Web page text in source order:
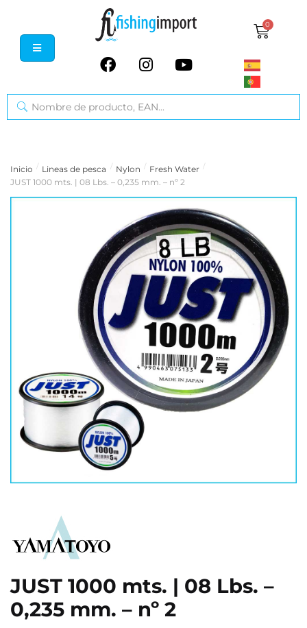
0
Inicio / Lineas de pesca / Nylon / Fresh Water /
JUST 1000 mts. | 08 Lbs. – 0,235 mm. – nº 2
JUST 1000 mts. | 08 Lbs. –
0,235 mm. – nº 2